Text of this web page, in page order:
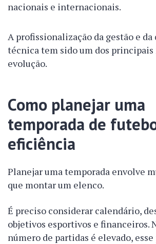
nacionais e internacionais.
A profissionalização da gestão e da
técnica tem sido um dos principais
evolução.
Como planejar uma
temporada de
eficiência
Planejar uma temporada envolve
que montar um elenco.
É preciso considerar calendário,
objetivos esportivos e financeiros.
número de partidas é elevado,